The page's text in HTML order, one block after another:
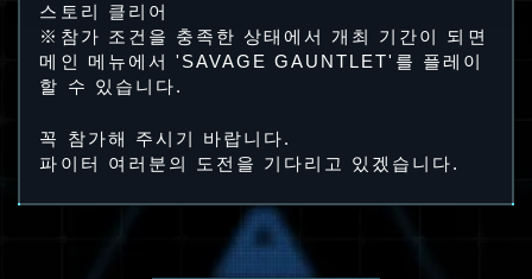
스토리 클리어
※참가 조건을 충족한 상태에서 개최 기간이 되면
메인 메뉴에서 'SAVAGE GAUNTLET'를 플레이
할 수 있습니다.
꼭 참가해 주시기 바랍니다.
파이터 여러분의 도전을 기다리고 있겠습니다.